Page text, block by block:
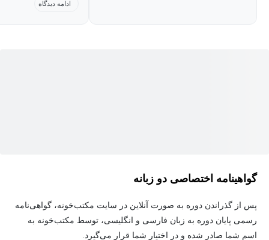
حساب دیفرانسیل و انتگرال نوشته استوارت است. بعلاوه از کتاب‌های
ادامه دیدگاه
گواهینامه اختصاصی دو زبانه
پس از گذراندن دوره به صورت آنلاین در سایت مکتب‌خونه، گواهی‌نامه
رسمی پایان دوره به زبان فارسی و انگلیسی، توسط مکتب‌خونه به
اسم شما صادر شده و در اختیار شما قرار می‌گیرد.